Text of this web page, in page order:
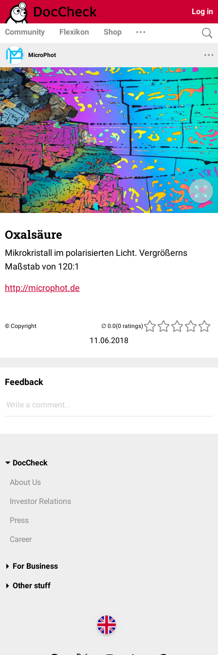
Log in
Community Flexikon Shop
MicroPhot
Oxalsäure
Mikrokristall im polarisierten Licht. Vergrößerns
Maßstab von 120:1
http://microphot.de
© Copyright
11.06.2018
(0 ratings)
Feedback
Write a comment...
DocCheck
About Us
Investor Relations
Press
Career
For Business
Other stuff